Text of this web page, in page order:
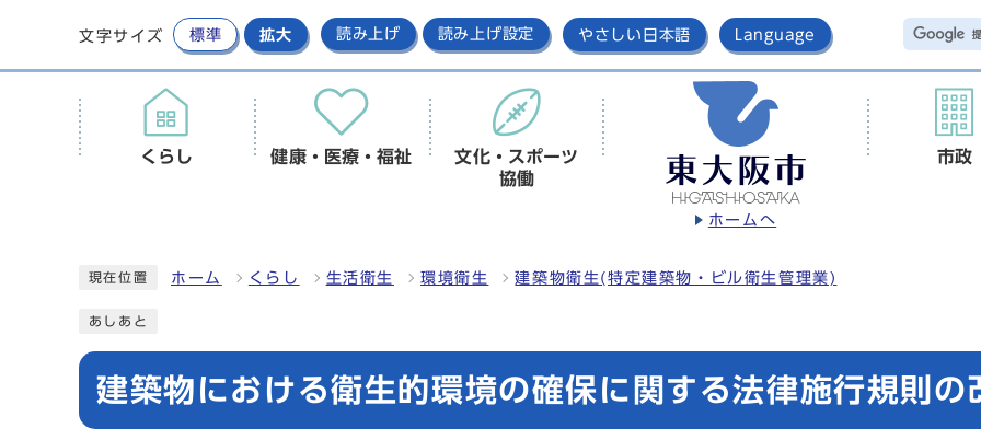
文字サイズ 標準 拡大 読み上げ 読み上げ設定 やさしい日本語 Language
ホームへ
くらし 健康・医療・福祉
文化・スポーツ
協働
市政
現在位置 ホーム くらし 生活衛生 環境衛生 建築物衛生(特定建築物・ビル衛生管理業)
あしあと
建築物における衛生的環境の確保に関する法律施行規則の